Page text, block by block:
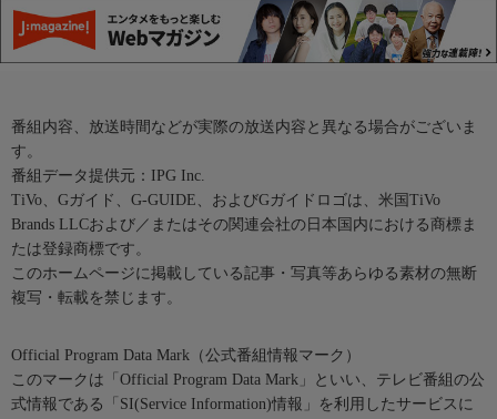
番組内容、放送時間などが実際の放送内容と異なる場合がございま
す。
番組データ提供元：IPG Inc.
TiVo、Gガイド、G-GUIDE、およびGガイドロゴは、米国TiVo
Brands LLCおよび／またはその関連会社の日本国内における商標ま
たは登録商標です。
このホームページに掲載している記事・写真等あらゆる素材の無断
複写・転載を禁じます。
Official Program Data Mark（公式番組情報マーク）
このマークは「Official Program Data Mark」といい、テレビ番組の公
式情報である「SI(Service Information)情報」を利用したサービスに